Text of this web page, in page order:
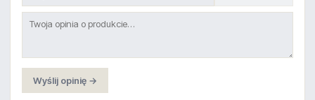
Wyślij opinię →